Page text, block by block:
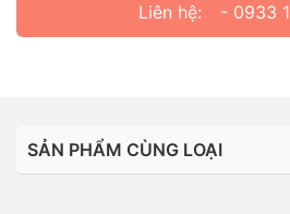
Liên hệ: - 0933
SẢN PHẨM CÙNG LOẠI